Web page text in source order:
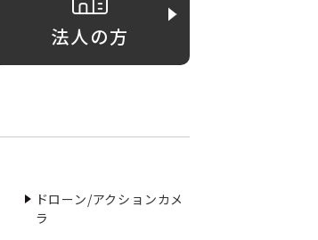
法人の方
ドローン/アクションカメ
ラ